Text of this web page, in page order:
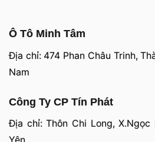
Ô Tô Minh Tâm
Địa chỉ: 474 Phan Châu Trinh,
Nam
Công Ty CP Tín Phát
Địa chỉ: Thôn Chi Long, X.Ngọc